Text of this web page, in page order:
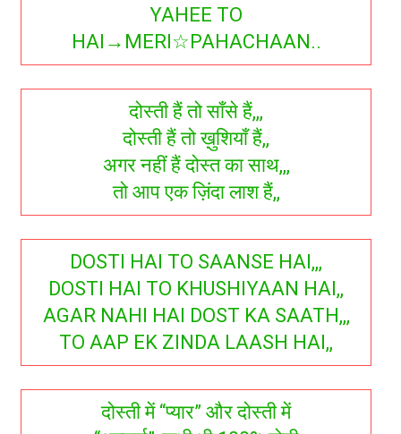
YAHEE TO
HAI→MERI☆PAHACHAAN..
दोस्ती हैं तो साँसे हैं,,,
दोस्ती हैं तो ख़ुशियाँ हैं,,
अगर नहीं हैं दोस्त का साथ,,,
तो आप एक ज़िंदा लाश हैं,,
DOSTI HAI TO SAANSE HAI,,,
DOSTI HAI TO KHUSHIYAAN HAI,,
AGAR NAHI HAI DOST KA SAATH,,,
TO AAP EK ZINDA LAASH HAI,,
दोस्ती में “प्यार” और दोस्ती में